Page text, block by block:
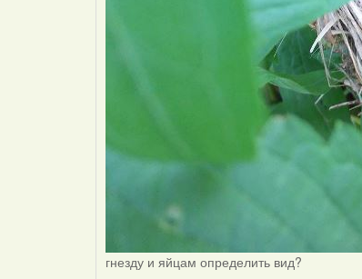
гнезду и яйцам определить вид?